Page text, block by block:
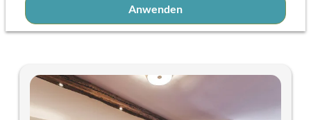
Anwenden
Unsere Angebote im Zimmer